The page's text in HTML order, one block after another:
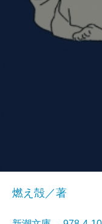
燃え殻／著